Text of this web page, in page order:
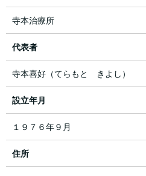
寺本治療所
代表者
寺本喜好（てらもと きよし）
設立年月
１９７６年９月
住所